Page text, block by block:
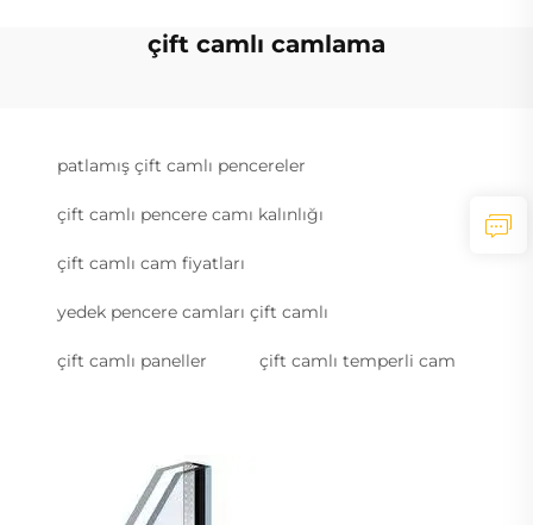
çift camlı camlama
patlamış çift camlı pencereler
çift camlı pencere camı kalınlığı
çift camlı cam fiyatları
yedek pencere camları çift camlı
çift camlı paneller çift camlı temperli cam